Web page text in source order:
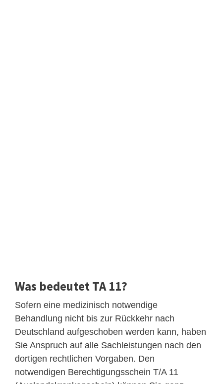
Was bedeutet TA 11?
Sofern eine medizinisch notwendige
Behandlung nicht bis zur Rückkehr nach
Deutschland aufgeschoben werden kann, haben
Sie Anspruch auf alle Sachleistungen nach den
dortigen rechtlichen Vorgaben. Den
notwendigen Berechtigungsschein T/A 11